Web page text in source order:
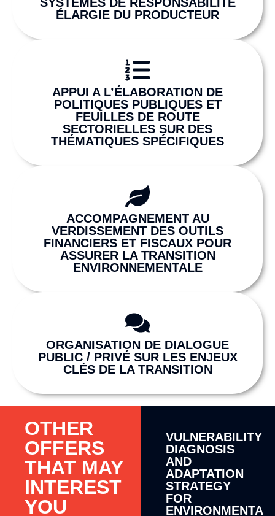
ÉLARGIE DU PRODUCTEUR
APPUI A L’ÉLABORATION DE
POLITIQUES PUBLIQUES ET
FEUILLES DE ROUTE
SECTORIELLES SUR DES
THÉMATIQUES SPÉCIFIQUES
ACCOMPAGNEMENT AU
VERDISSEMENT DES OUTILS
FINANCIERS ET FISCAUX POUR
ASSURER LA TRANSITION
ENVIRONNEMENTALE
ORGANISATION DE DIALOGUE
PUBLIC / PRIVÉ SUR LES ENJEUX
CLÉS DE LA TRANSITION
OTHER
OFFERS
THAT MAY
INTEREST
YOU
VULNERABILITY
DIAGNOSIS
AND
ADAPTATION
STRATEGY
FOR
ENVIRONMENTAL